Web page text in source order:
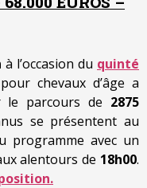
à l’occasion du quinté
chevaux d’âge a
le parcours de 2875
se présentent au
programme avec un
alentours de 18h00.